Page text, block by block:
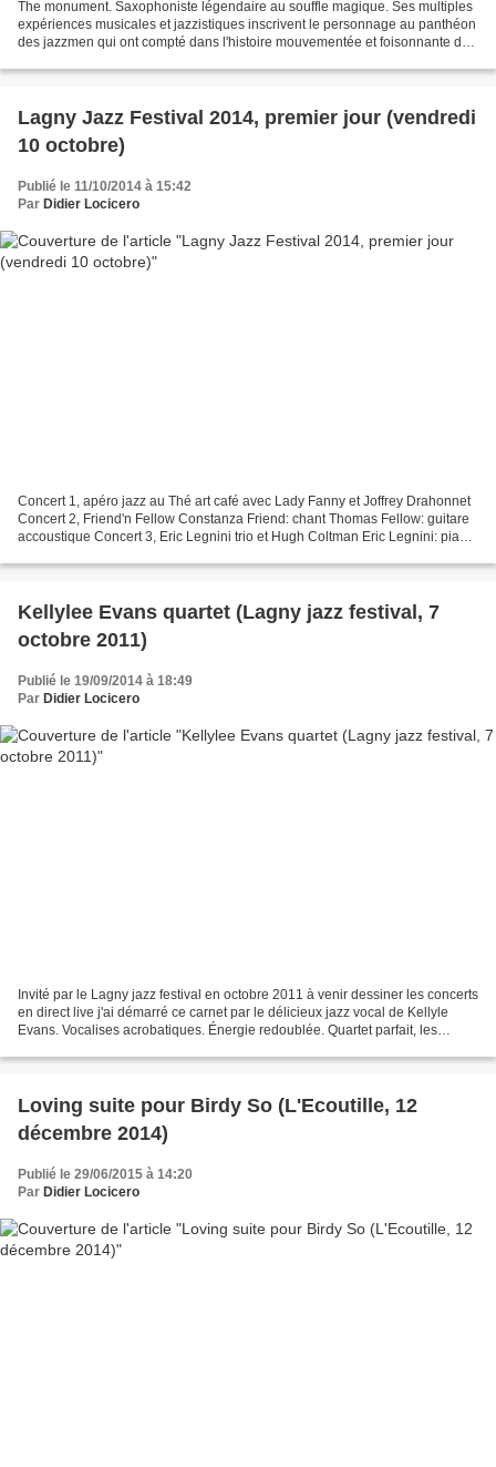
The monument. Saxophoniste légendaire au souffle magique. Ses multiples
expériences musicales et jazzistiques inscrivent le personnage au panthéon
des jazzmen qui ont compté dans l'histoire mouvementée et foisonnante de
Lagny Jazz Festival 2014, premier jour (vendredi
10 octobre)
Publié le 11/10/2014 à 15:42
Par Didier Locicero
Concert 1, apéro jazz au Thé art café avec Lady Fanny et Joffrey Drahonnet
Concert 2, Friend'n Fellow Constanza Friend: chant Thomas Fellow: guitare
accoustique Concert 3, Eric Legnini trio et Hugh Coltman Eric Legnini: piano
Kellylee Evans quartet (Lagny jazz festival, 7
octobre 2011)
Publié le 19/09/2014 à 18:49
Par Didier Locicero
Invité par le Lagny jazz festival en octobre 2011 à venir dessiner les concerts
en direct live j'ai démarré ce carnet par le délicieux jazz vocal de Kellyle
Evans. Vocalises acrobatiques. Énergie redoublée. Quartet parfait, les
Loving suite pour Birdy So (L'Ecoutille, 12
décembre 2014)
Publié le 29/06/2015 à 14:20
Par Didier Locicero